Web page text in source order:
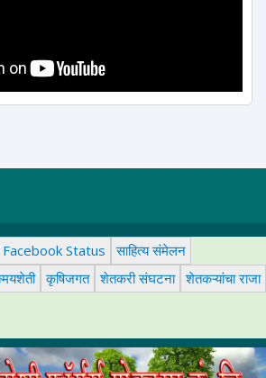
Facebook Status
साहित्य संमेलन
कृषिजगत शेतकरी संघटना शेतकऱ्यांचा राजा